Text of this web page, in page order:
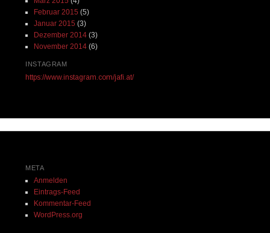
Februar 2015 (5)
Januar 2015 (3)
Dezember 2014(3)
November 2014(6)
INSTAGRAM
https://www.instagram.com/jafi.at/
META
Anmelden
Eintrags-Feed
Kommentar-Feed
WordPress.org